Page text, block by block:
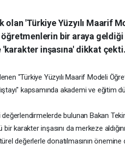
'Türkiye Yüzyılı Maarif
bir araya geldiği
'karakter inşasına' dikkat çekti.
"Türkiye Yüzyılı Maarif Modeli
kapsamında akademi ve eğitim
bulunan Bakan
karakter inşasını da merkeze aldığını
değerlerle donatılmasının